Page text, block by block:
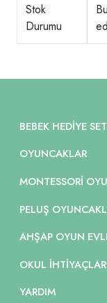
Stok
Durumu
BEBEK HEDIYE
OYUNCAKLAR
MONTESSORI
PELUŞ
AHŞAP OYUN
OKUL
YARDIM